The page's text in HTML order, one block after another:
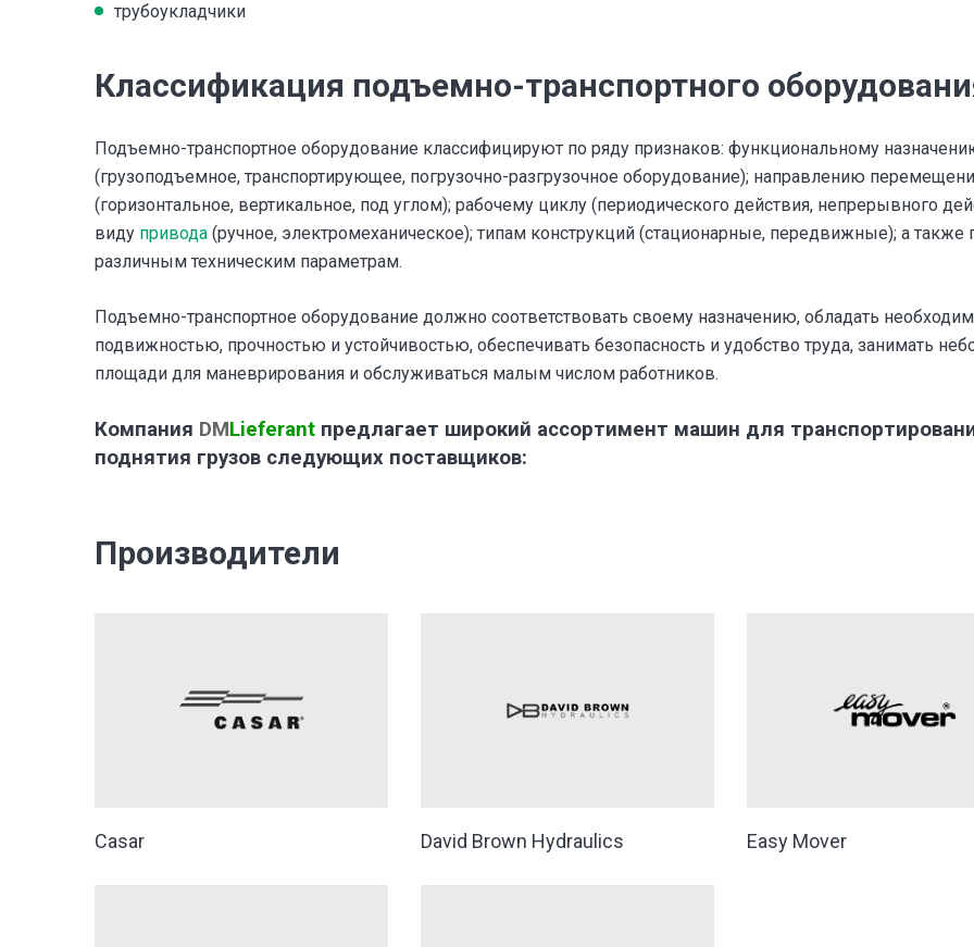
трубоукладчики
Классификация подъемно-транспортного
Подъемно-транспортное оборудование классифицируют по ряду признаков: функциональному
(грузоподъемное, транспортирующее, погрузочно-разгрузочное оборудование); направлению
(горизонтальное, вертикальное, под углом); рабочему циклу (периодического действия, непрерывного
виду привода (ручное, электромеханическое); типам конструкций (стационарные, передвижные); а также
различным техническим параметрам.
Подъемно-транспортное оборудование должно соответствовать своему назначению, обладать
подвижностью, прочностью и устойчивостью, обеспечивать безопасность и удобство труда, занимать
площади для маневрирования и обслуживаться малым числом работников.
Компания DMLieferant предлагает широкий ассортимент машин для
поднятия грузов следующих поставщиков:
Производители
Casar David Brown Hydraulics Easy Mover